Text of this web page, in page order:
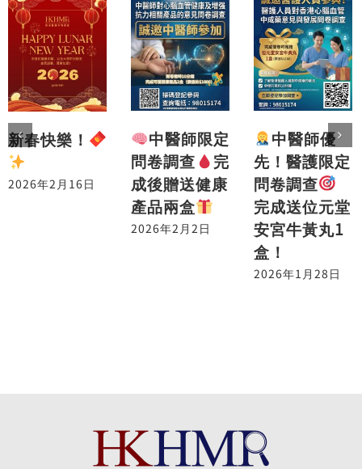
新春快樂！
2026年2月16日
中醫師限定
問卷調查
完
成後贈送健康
產品兩盒
2026年2月2日
中醫師優
先！醫護限定
問卷調查
完成送位元堂
安宮牛黃丸1
盒！
2026年1月28日